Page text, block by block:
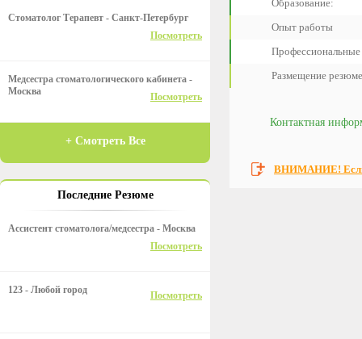
Стоматолог Терапевт - Санкт-Петербург
Посмотреть
Медсестра стоматологического кабинета -
Москва
Посмотреть
+ Смотреть Все
Последние Резюме
Ассистент стоматолога/медсестра - Москва
Посмотреть
123 - Любой город Посмотреть
Образование:
Опыт работы
Размещение
Контактная
ВНИМАНИЕ! Если